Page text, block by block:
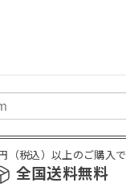
（税込）以上のご購入で
全国送料無料